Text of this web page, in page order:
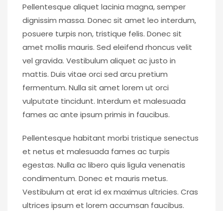
Pellentesque aliquet lacinia magna, semper
dignissim massa. Donec sit amet leo interdum,
posuere turpis non, tristique felis. Donec sit
amet mollis mauris. Sed eleifend rhoncus velit
vel gravida. Vestibulum aliquet ac justo in
mattis. Duis vitae orci sed arcu pretium
fermentum. Nulla sit amet lorem ut orci
vulputate tincidunt. Interdum et malesuada
fames ac ante ipsum primis in faucibus.
Pellentesque habitant morbi tristique senectus
et netus et malesuada fames ac turpis
egestas. Nulla ac libero quis ligula venenatis
condimentum. Donec et mauris metus.
Vestibulum at erat id ex maximus ultricies. Cras
ultrices ipsum et lorem accumsan faucibus.